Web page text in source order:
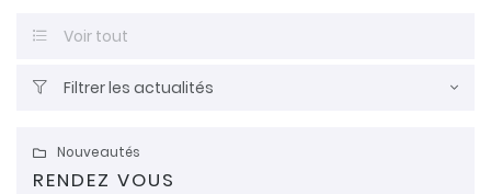
désinscrire à tout moment en utilisant
 Voir tout
 Filtrer les actualités
 Nouveautés
RENDEZ VOUS